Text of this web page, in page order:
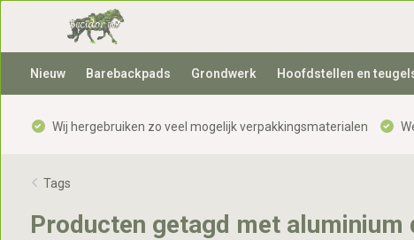
Nieuw Barebackpads Grondwerk Hoofdstellen en
Wij hergebruiken zo veel mogelijk verpakkingsmaterialen
Tags
Producten getagd met aluminium